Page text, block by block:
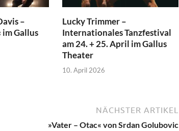
–
im Gallus
Lucky Trimmer –
Internationales Tanzfestival
am 24. + 25. April im Gallus
Theater
10. April 2026
NÄCHSTER ARTIKEL
»Vater – Otac« von Srdan Golubovic